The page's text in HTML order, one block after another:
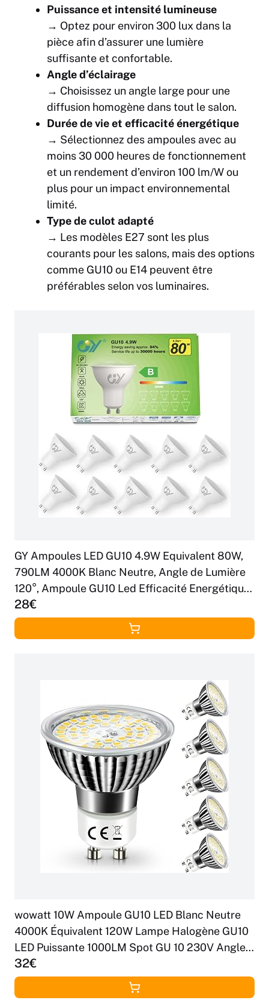
Puissance et intensité lumineuse
→ Optez pour environ 300 lux dans la
pièce afin d’assurer une lumière
suffisante et confortable.
Angle d’éclairage
→ Choisissez un angle large pour une
diffusion homogène dans tout le salon.
Durée de vie et efficacité énergétique
→ Sélectionnez des ampoules avec au
moins 30 000 heures de fonctionnement
et un rendement d’environ 100 lm/W ou
plus pour un impact environnemental
limité.
Type de culot adapté
→ Les modèles E27 sont les plus
courants pour les salons, mais des options
comme GU10 ou E14 peuvent être
préférables selon vos luminaires.
GY Ampoules LED GU10 4.9W Equivalent 80W,
790LM 4000K Blanc Neutre, Angle de Lumière
120°, Ampoule GU10 Led Efficacité Energétique,
Non-Dimmable, Lot de 10
28€
wowatt 10W Ampoule GU10 LED Blanc Neutre
4000K Équivalent 120W Lampe Halogène GU10
LED Puissante 1000LM Spot GU 10 230V Angle
de Faisceau 120° Sans Scintillement Non
Dimmable pour Salon Lot de 6
32€